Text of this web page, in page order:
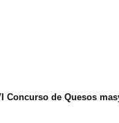
Concurso de Quesos